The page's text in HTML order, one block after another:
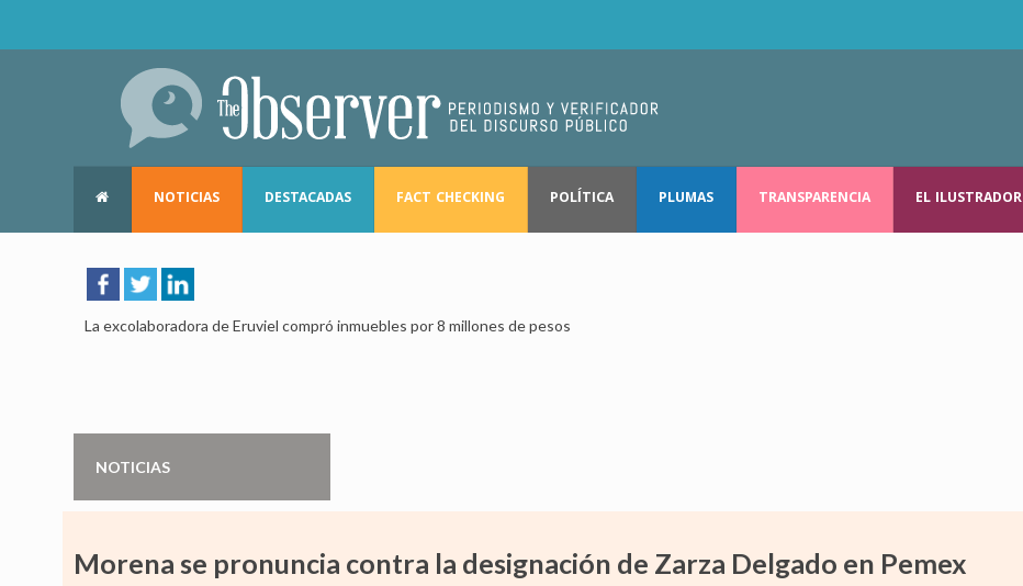
NOTICIAS DESTACADAS FACT CHECKING POLÍTICA PLUMAS TRANSPARENCIA EL ILUSTRADOR
La excolaboradora de Eruviel compró inmuebles por 8 millones de pesos
NOTICIAS
Morena se pronuncia contra la designación de Zarza Delgado en Pemex